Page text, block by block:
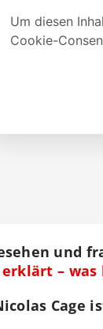
und
erklärt –
Cage